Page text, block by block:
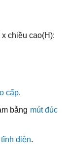
chiều cao(H):
cấp.
bằng mút đúc
điện.